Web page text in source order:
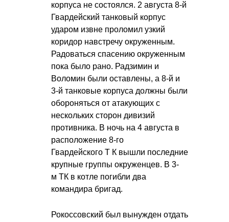
корпуса не состоялся. 2 августа 8-й
Гвардейский танковый корпус
ударом извне проломил узкий
коридор навстречу окруженным.
Радоваться спасению окруженным
пока было рано. Радзимин и
Воломин были оставлены, а 8-й и
3-й танковые корпуса должны были
обороняться от атакующих с
нескольких сторон дивизий
противника. В ночь на 4 августа в
расположение 8-го
Гвардейского Т К вышли последние
крупные группы окруженцев. В 3-
м ТК в котле погибли два
командира бригад.
Рокоссовский был вынужден отдать